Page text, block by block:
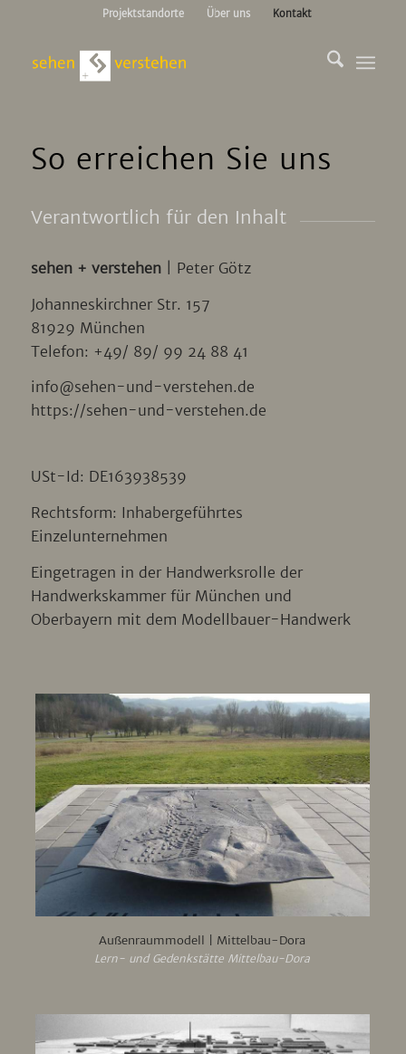
Projektstandorte Über uns Kontakt
So erreichen Sie uns
Verantwortlich für den Inhalt
sehen + verstehen| Peter Götz
Johanneskirchner Str. 157
81929 München
Telefon: +49/ 89/ 99 24 88 41
info@sehen-und-verstehen.de
https://sehen-und-verstehen.de
USt-Id: DE163938539
Rechtsform: Inhabergeführtes
Einzelunternehmen
Eingetragen in der Handwerksrolle der
Handwerkskammer für München und
Oberbayern mit dem Modellbauer-Handwerk
Außenraummodell | Mittelbau-Dora
Lern- und Gedenkstätte Mittelbau-Dora